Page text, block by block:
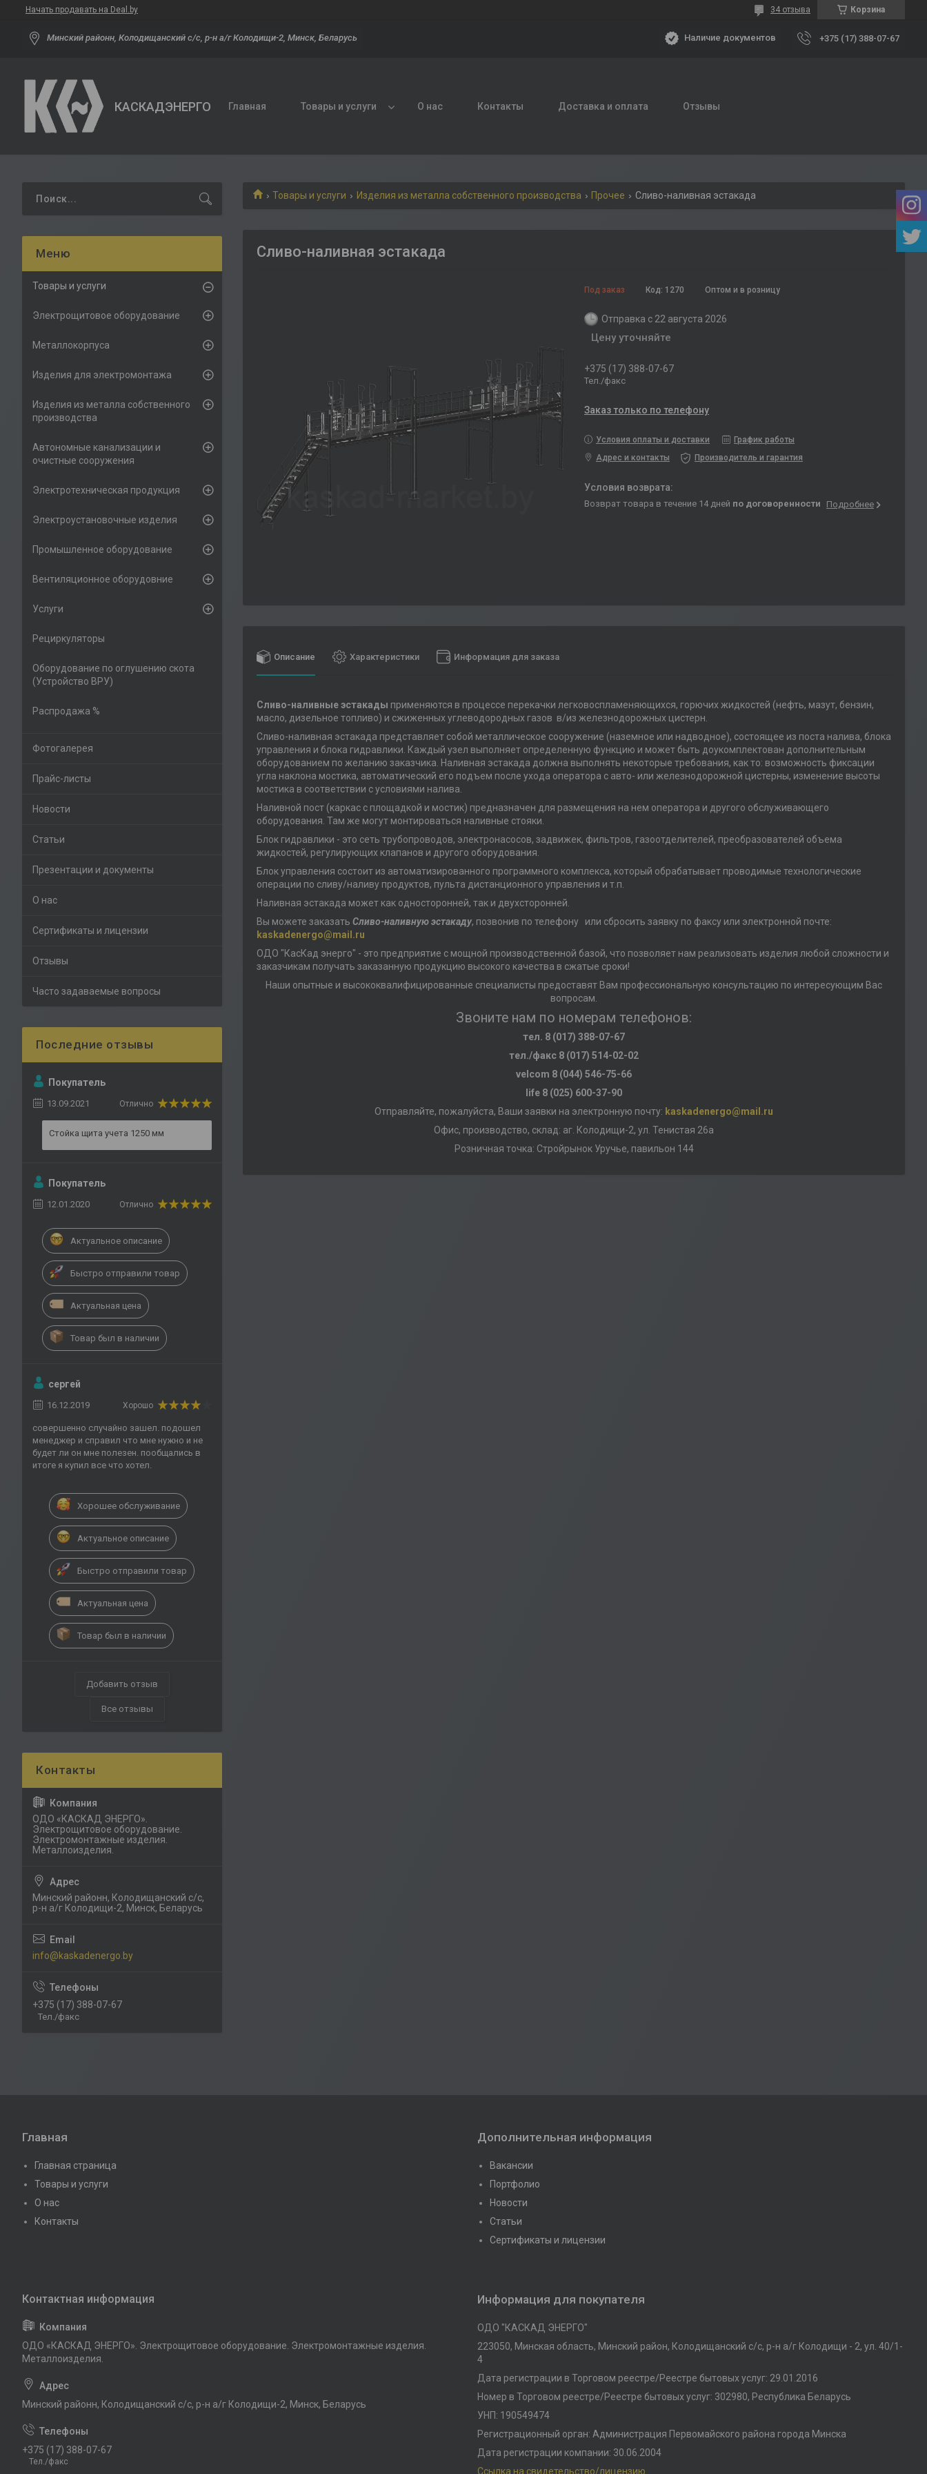
Начать продавать на Deal.by Корзина
34 отзыва
Минский районн, Колодищанский с/с, р-н а/г Колодищи-2, Минск, Беларусь Наличие документов +375 (17) 388-07-67
КАСКАДЭНЕРГО Главная Товары и услуги О нас Контакты Доставка и оплата Отзывы
Товары и услуги Изделия из металла собственного производства Прочее Сливо-наливная эстакада
Сливо-наливная эстакада
Под заказ Оптом и в розницу
Код: 1270
Отправка с 22 августа 2026
Цену уточняйте
+375 (17) 388-07-67
Тел./факс
Заказ только по телефону
Условия оплаты и доставки
График работы
Адрес и контакты
Производитель и гарантия
возврат товара в течение 14 дней по договоренности Подробнее
Описание Характеристики Информация для заказа
Cливо-наливные эстакады применяются в процессе перекачки легковоспламеняющихся, горючих жидкостей (нефть, мазут, бензин,
масло, дизельное топливо) и сжиженных углеводородных газов в/из железнодорожных цистерн.
Сливо-наливная эстакада представляет собой металлическое сооружение (наземное или надводное), состоящее из поста налива, блока
управления и блока гидравлики. Каждый узел выполняет определенную функцию и может быть доукомплектован дополнительным
оборудованием по желанию заказчика. Наливная эстакада должна выполнять некоторые требования, как то: возможность фиксации
угла наклона мостика, автоматический его подъем после ухода оператора с авто- или железнодорожной цистерны, изменение высоты
мостика в соответствии с условиями налива.
Наливной пост (каркас с площадкой и мостик) предназначен для размещения на нем оператора и другого обслуживающего
оборудования. Там же могут монтироваться наливные стояки.
Блок гидравлики - это сеть трубопроводов, электронасосов, задвижек, фильтров, газоотделителей, преобразователей объема
жидкостей, регулирующих клапанов и другого оборудования.
Блок управления состоит из автоматизированного программного комплекса, который обрабатывает проводимые технологические
операции по сливу/наливу продуктов, пульта дистанционного управления и т.п.
Наливная эстакада может как односторонней, так и двухсторонней.
Вы можете заказать Сливо-наливную эстакаду, позвонив по телефону или сбросить заявку по факсу или электронной почте:
kaskadenergo@mail.ru
ОДО "КасКад энерго" - это предприятие с мощной производственной базой, что позволяет нам реализовать изделия любой сложности и
заказчикам получать заказанную продукцию высокого качества в сжатые сроки!
Наши опытные и высококвалифицированные специалисты предоставят Вам профессиональную консультацию по интересующим Вас
вопросам.
Звоните нам по номерам телефонов:
тел. 8 (017) 388-07-67
тел./факс 8 (017) 514-02-02
velcom 8 (044) 546-75-66
life 8 (025) 600-37-90
Отправляйте, пожалуйста, Ваши заявки на электронную почту: kaskadenergo@mail.ru
Офис, производство, склад: аг. Колодищи-2, ул. Тенистая 26а
Розничная точка: Стройрынок Уручье, павильон 144
Товары и услуги
Электрощитовое оборудование
Металлокорпуса
Изделия для электромонтажа
Изделия из металла собственного
производства
Автономные канализации и
очистные сооружения
Электротехническая продукция
Электроустановочные изделия
Промышленное оборудование
Вентиляционное оборудовние
Услуги
Рециркуляторы
Оборудование по оглушению скота
(Устройство ВРУ)
Распродажа %
Фотогалерея
Прайс-листы
Новости
Статьи
Презентации и документы
О нас
Сертификаты и лицензии
Отзывы
Часто задаваемые вопросы
Покупатель
13.09.2021 Отлично
Стойка щита учета 1250 мм
Покупатель
12.01.2020 Отлично
Актуальное описание
Быстро отправили товар
Актуальная цена
Товар был в наличии
сергей
16.12.2019 Хорошо
совершенно случайно зашел. подошел
менеджер и справил что мне нужно и не
будет ли он мне полезен. пообщались в
итоге я купил все что хотел.
Хорошее обслуживание
Актуальное описание
Быстро отправили товар
Актуальная цена
Товар был в наличии
Добавить отзыв
Все отзывы
ОДО «КАСКАД ЭНЕРГО».
Электрощитовое оборудование.
Электромонтажные изделия.
Металлоизделия.
Минский районн, Колодищанский с/с,
р-н а/г Колодищи-2, Минск, Беларусь
info@kaskadenergo.by
+375 (17) 388-07-67
Тел./факс
Главная
Главная страница
Товары и услуги
О нас
Контакты
Дополнительная информация
Вакансии
Портфолио
Новости
Статьи
Сертификаты и лицензии
ОДО «КАСКАД ЭНЕРГО». Электрощитовое оборудование. Электромонтажные изделия.
Металлоизделия.
Минский районн, Колодищанский с/с, р-н а/г Колодищи-2, Минск, Беларусь
+375 (17) 388-07-67
Тел./факс
Информация для покупателя
ОДО "КАСКАД ЭНЕРГО"
223050, Минская область, Минский район, Колодищанский с/с, р-н а/г Колодищи - 2, ул. 40/1-
4
Дата регистрации в Торговом реестре/Реестре бытовых услуг: 29.01.2016
Номер в Торговом реестре/Реестре бытовых услуг: 302980, Республика Беларусь
УНП: 190549474
Регистрационный орган: Администрация Первомайского района города Минска
Дата регистрации компании: 30.06.2004
Ссылка на свидетельство/лицензию